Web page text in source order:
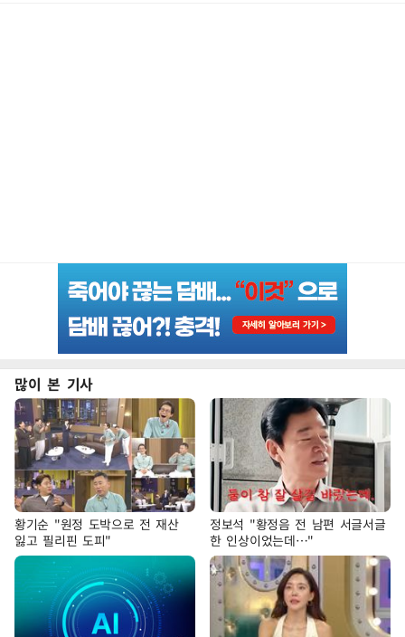
많이 본 기사
황기순 "원정 도박으로 전 재산
잃고 필리핀 도피"
정보석 "황정음 전 남편 서글서글
한 인상이었는데…"